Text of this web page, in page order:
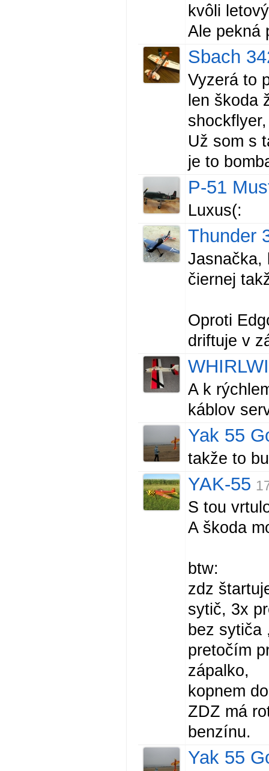
kvôli
Ale pekná
Sbach
Vyzerá to
len škoda
Už som s
je to
P-51
Luxus(:
Thunder
Jasnačka,
čiernej
Oproti
driftuje v
A k
káblov
Yak 55
takže to
YAK-55
S tou
A škoda
btw:
zdz
sytič, 3x
bez sytiča
pretočím
zápalko,
kopnem
ZDZ má
benzínu.
Yak 55